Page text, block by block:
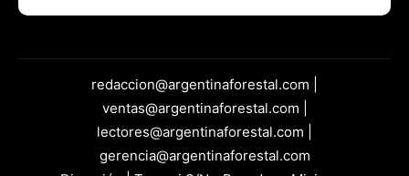
redaccion@argentinaforestal.com |
ventas@argentinaforestal.com |
lectores@argentinaforestal.com |
gerencia@argentinaforestal.com